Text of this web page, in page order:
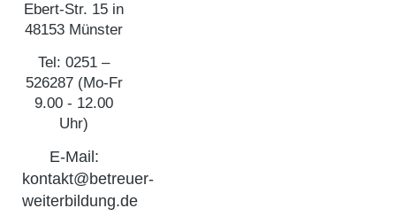
Ebert-Str. 15 in
48153 Münster
Tel: 0251 –
526287 (Mo-Fr
9.00 - 12.00
Uhr)
E-Mail:
kontakt@betreuer-
weiterbildung.de